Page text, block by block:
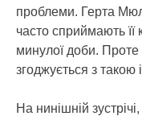
проблеми. Герта
часто сприймають її
минулої доби.
згоджується з такою
На нинішній